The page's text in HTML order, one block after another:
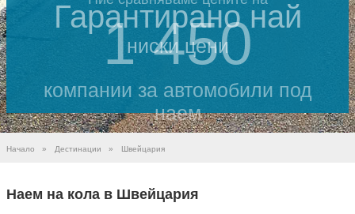
1 450
компании за автомобили под
наем
Гарантирано най
ниски цени
Начало » Дестинации » Швейцария
Наем на кола в Швейцария